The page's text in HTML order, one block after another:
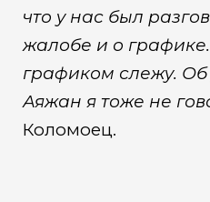
что у нас был
жалобе и о
графиком слежу. Об
Аяжан я тоже не
Коломоец.